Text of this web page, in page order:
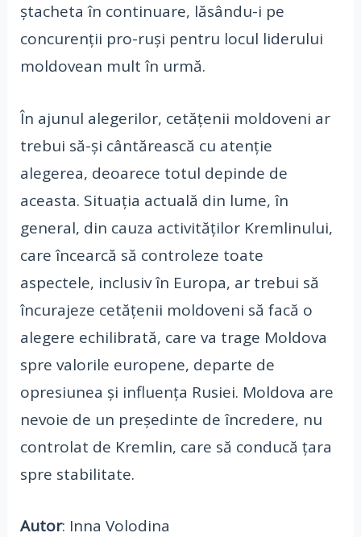
ștacheta în continuare, lăsându-i pe
concurenții pro-ruși pentru locul liderului
moldovean mult în urmă.
În ajunul alegerilor, cetățenii moldoveni ar
trebui să-și cântărească cu atenție
alegerea, deoarece totul depinde de
aceasta. Situația actuală din lume, în
general, din cauza activităților Kremlinului,
care încearcă să controleze toate
aspectele, inclusiv în Europa, ar trebui să
încurajeze cetățenii moldoveni să facă o
alegere echilibrată, care va trage Moldova
spre valorile europene, departe de
opresiunea și influența Rusiei. Moldova are
nevoie de un președinte de încredere, nu
controlat de Kremlin, care să conducă țara
spre stabilitate.
Autor: Inna Volodina